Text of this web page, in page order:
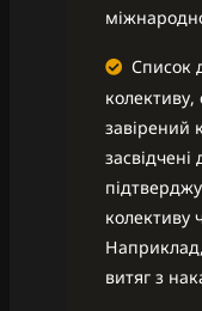
Список
завірений
колективу
витяг з